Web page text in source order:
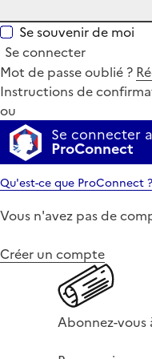
Se souvenir de moi
Se connecter
Mot de passe oublié ?
Instructions de
ou
Se connecter
ProConnect
Qu'est-ce que ProConnect ?
Vous n'avez pas de
Créer un compte
Abonnez-